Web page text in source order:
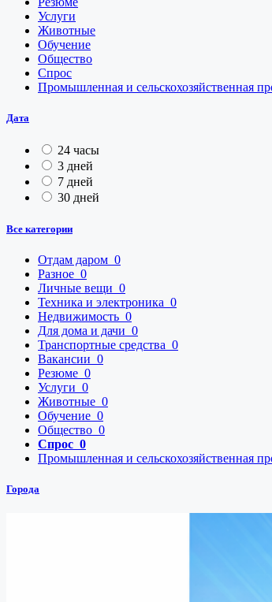
Услуги
Животные
Обучение
Общество
Спрос
Промышленная и сельскохозяйственная
Дата
24 часы
3 дней
7 дней
30 дней
Все категории
Отдам даром 0
Разное 0
Личные вещи 0
Техника и электроника 0
Недвижимость 0
Для дома и дачи 0
Транспортные средства 0
Вакансии 0
Резюме 0
Услуги 0
Животные 0
Обучение 0
Общество 0
Спрос 0
Промышленная и сельскохозяйственная
Города